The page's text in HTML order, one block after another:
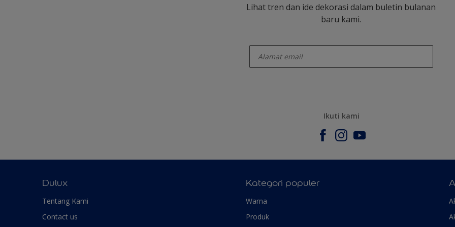
Lihat tren dan ide dekorasi dalam buletin bulanan
baru kami.
Ikuti kami
Dulux
Tentang Kami
Contact us
Kategori populer
Warna
Produk